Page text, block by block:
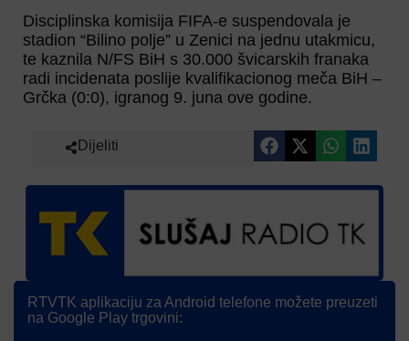
Disciplinska komisija FIFA-e suspendovala je
stadion “Bilino polje” u Zenici na jednu utakmicu,
te kaznila N/FS BiH s 30.000 švicarskih franaka
radi incidenata poslije kvalifikacionog meča BiH –
Grčka (0:0), igranog 9. juna ove godine.
Dijeliti
RTVTK aplikaciju za Android telefone možete preuzeti
na Google Play trgovini: